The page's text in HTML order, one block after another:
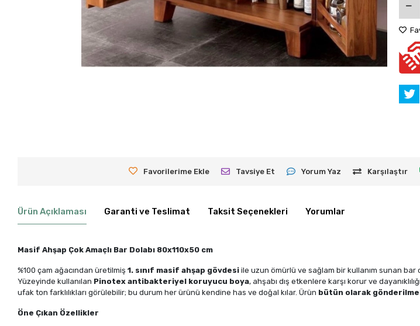
Favorilerime Ekle Tavsiye Et Yorum Yaz Karşılaştır
Ürün Açıklaması Garanti ve Teslimat Taksit Seçenekleri Yorumlar
Masif Ahşap Çok Amaçlı Bar Dolabı 80x110x50 cm
%100 çam ağacından üretilmiş1. sınıf masif ahşap gövdesi ile uzun ömürlü ve sağlam bir kullanım sunan bar
Yüzeyinde kullanılan Pinotex antibakteriyel koruyucu boya, ahşabı dış etkenlere karşı korur ve
ufak ton farklılıkları görülebilir; bu durum her ürünü kendine has ve doğal kılar. Ürün bütün olarak
Öne Çıkan Özellikler